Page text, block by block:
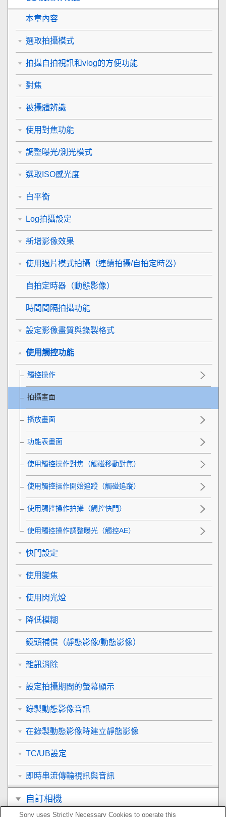
本章內容
選取拍攝模式
拍攝自拍視訊和vlog的方便功能
對焦
被攝體辨識
使用對焦功能
調整曝光/測光模式
選取ISO感光度
白平衡
Log拍攝設定
新增影像效果
使用過片模式拍攝（連續拍攝/自拍定時器）
自拍定時器 （動態影像）
時間間隔拍攝功能
設定影像畫質與錄製格式
使用觸控功能
觸控操作
拍攝畫面
播放畫面
功能表畫面
使用觸控操作對焦（觸碰移動對焦）
使用觸控操作開始追蹤（觸碰追蹤）
使用觸控操作拍攝（觸控快門）
使用觸控操作調整曝光（觸控AE）
快門設定
使用變焦
使用閃光燈
降低模糊
鏡頭補償 （靜態影像/動態影像）
雜訊消除
設定拍攝期間的螢幕顯示
錄製動態影像音訊
在錄製動態影像時建立靜態影像
TC/UB設定
即時串流傳輸視訊與音訊
自訂相機
Sony uses Strictly Necessary Cookies to operate this